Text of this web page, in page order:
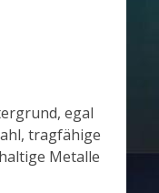
egal
tragfähige
Metalle